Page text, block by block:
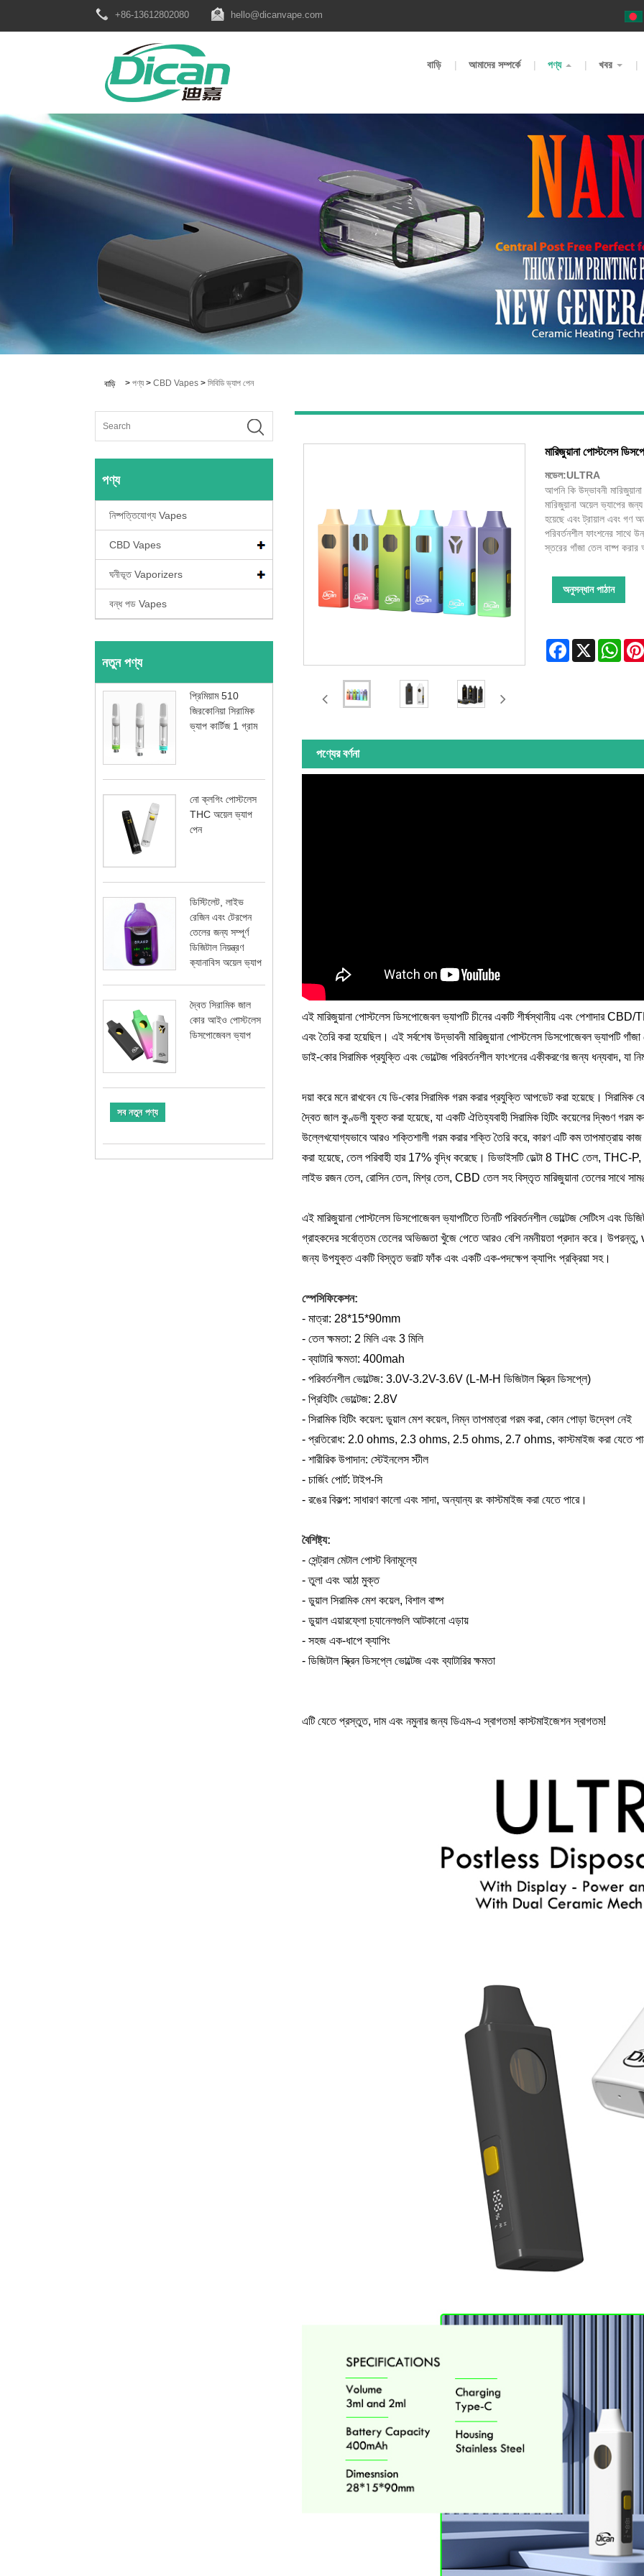
+86-13612802080 hello@dicanvape.com
বাড়ি আমাদের সম্পর্কে পণ্য খবর
বাড়ি > পণ্য > CBD Vapes > সিবিডি ভ্যাপ পেন
পণ্য
নিষ্পত্তিযোগ্য Vapes
CBD Vapes
ঘনীভূত Vaporizers
বন্ধ পড Vapes
নতুন পণ্য
প্রিমিয়াম 510
জিরকোনিয়া সিরামিক
ভ্যাপ কার্টিজ 1 গ্রাম
নো ক্লগিং পোস্টলেস
THC অয়েল ভ্যাপ
পেন
ডিস্টিলেট, লাইভ
রেজিন এবং টেরপেন
তেলের জন্য সম্পূর্ণ
ডিজিটাল নিয়ন্ত্রণ
ক্যানাবিস অয়েল ভ্যাপ
দ্বৈত সিরামিক জাল
কোর আইও পোস্টলেস
ডিসপোজেবল ভ্যাপ
সব নতুন পণ্য
মারিজুয়ানা পোস্টলেস
মডেল:ULTRA
আপনি কি উদ্ভাবনী
মারিজুয়ানা অয়েল ভ্যাপের
হয়েছে এবং ট্রায়াল এবং গণ
পরিবর্তনশীল ফাংশনের সাথে
স্তরের গাঁজা তেল বাষ্প করার
অনুসন্ধান পাঠান
Facebook
X
পণ্যের বর্ণনা
এই মারিজুয়ানা পোস্টলেস ডিসপোজেবল ভ্যাপটি চীনের একটি শীর্ষস্থানীয় এবং পেশাদার
এবং তৈরি করা হয়েছিল। এই সর্বশেষ উদ্ভাবনী মারিজুয়ানা পোস্টলেস ডিসপোজেবল ভ্যাপটি
ডাই-কোর সিরামিক প্রযুক্তি এবং ভোল্টেজ পরিবর্তনশীল ফাংশনের একীকরণের জন্য ধন্যবাদ, যা
দয়া করে মনে রাখবেন যে ডি-কোর সিরামিক গরম করার প্রযুক্তি আপডেট করা হয়েছে। সিরামিক
দ্বৈত জাল কুণ্ডলী যুক্ত করা হয়েছে, যা একটি ঐতিহ্যবাহী সিরামিক হিটিং কয়েলের দ্বিগুণ গরম
উল্লেখযোগ্যভাবে আরও শক্তিশালী গরম করার শক্তি তৈরি করে, কারণ এটি কম তাপমাত্রায় কাজ
করা হয়েছে, তেল পরিবাহী হার 17% বৃদ্ধি করেছে। ডিভাইসটি ডেল্টা 8 THC তেল,
লাইভ রজন তেল, রোসিন তেল, মিশ্র তেল, CBD তেল সহ বিস্তৃত মারিজুয়ানা তেলের সাথে
এই মারিজুয়ানা পোস্টলেস ডিসপোজেবল ভ্যাপটিতে তিনটি পরিবর্তনশীল ভোল্টেজ সেটিংস এবং
গ্রাহকদের সর্বোত্তম তেলের অভিজ্ঞতা খুঁজে পেতে আরও বেশি নমনীয়তা প্রদান করে।
জন্য উপযুক্ত একটি বিস্তৃত ভরাট ফাঁক এবং একটি এক-পদক্ষেপ ক্যাপিং প্রক্রিয়া সহ।
স্পেসিফিকেশন:
- মাত্রা: 28*15*90mm
- তেল ক্ষমতা: 2 মিলি এবং 3 মিলি
- ব্যাটারি ক্ষমতা: 400mah
- পরিবর্তনশীল ভোল্টেজ: 3.0V-3.2V-3.6V (L-M-H ডিজিটাল স্ক্রিন ডিসপ্লে)
- প্রিহিটিং ভোল্টেজ: 2.8V
- সিরামিক হিটিং কয়েল: ডুয়াল মেশ কয়েল, নিম্ন তাপমাত্রা গরম করা, কোন পোড়া উদ্বেগ নেই
- প্রতিরোধ: 2.0 ohms, 2.3 ohms, 2.5 ohms, 2.7 ohms, কাস্টমাইজ করা যেতে
- শারীরিক উপাদান: স্টেইনলেস স্টীল
- চার্জিং পোর্ট: টাইপ-সি
- রঙের বিকল্প: সাধারণ কালো এবং সাদা, অন্যান্য রং কাস্টমাইজ করা যেতে পারে।
বৈশিষ্ট্য:
- সেন্ট্রাল মেটাল পোস্ট বিনামূল্যে
- তুলা এবং আঠা মুক্ত
- ডুয়াল সিরামিক মেশ কয়েল, বিশাল বাষ্প
- ডুয়াল এয়ারফ্লো চ্যানেলগুলি আটকানো এড়ায়
- সহজ এক-ধাপে ক্যাপিং
- ডিজিটাল স্ক্রিন ডিসপ্লে ভোল্টেজ এবং ব্যাটারির ক্ষমতা
এটি যেতে প্রস্তুত, দাম এবং নমুনার জন্য ডিএম-এ স্বাগতম! কাস্টমাইজেশন স্বাগতম!